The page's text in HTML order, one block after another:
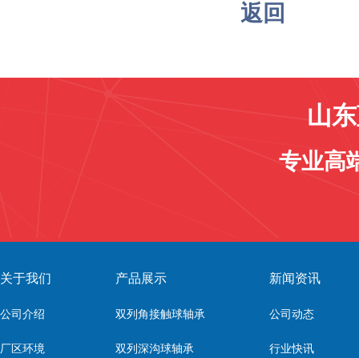
返回
山
专业高
关于我们
公司介绍
厂区环境
产品展示
双列角接触球轴承
双列深沟球轴承
新闻资讯
公司动态
行业快讯